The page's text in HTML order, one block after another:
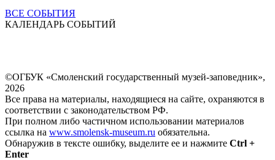
ВСЕ СОБЫТИЯ
КАЛЕНДАРЬ СОБЫТИЙ
©ОГБУК «Смоленский государственный музей-заповедник»,
2026
Все права на материалы, находящиеся на сайте, охраняются в
соответствии с законодательством РФ.
При полном либо частичном использовании материалов
ссылка на www.smolensk-museum.ru обязательна.
Обнаружив в тексте ошибку, выделите ее и нажмите Ctrl +
Enter